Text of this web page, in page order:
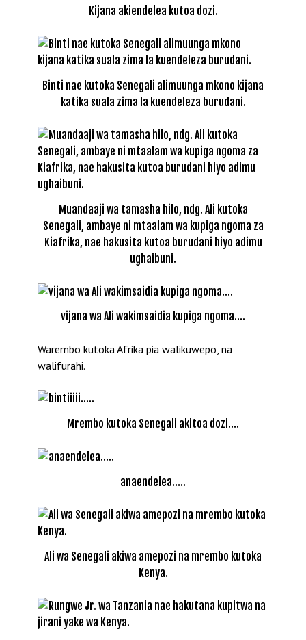
Kijana akiendelea kutoa dozi.
Binti nae kutoka Senegali alimuunga mkono kijana
katika suala zima la kuendeleza burudani.
Muandaaji wa tamasha hilo, ndg. Ali kutoka
Senegali, ambaye ni mtaalam wa kupiga ngoma za
Kiafrika, nae hakusita kutoa burudani hiyo adimu
ughaibuni.
vijana wa Ali wakimsaidia kupiga ngoma….
Warembo kutoka Afrika pia walikuwepo, na
walifurahi.
Mrembo kutoka Senegali akitoa dozi….
anaendelea…..
Ali wa Senegali akiwa amepozi na mrembo kutoka
Kenya.